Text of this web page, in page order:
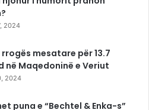
2024
rrogës mesatare për 13.7
në Maqedoninë e Veriut
2024
puna e “Bechtel & Enka-s”